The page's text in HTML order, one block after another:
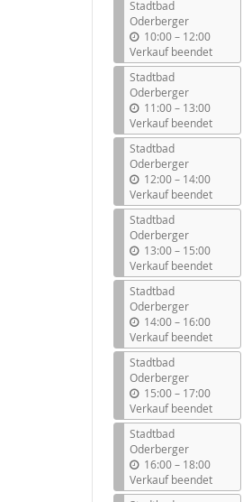
Stadtbad
Oderberger
10:00–b
i
s
12:00
Verkauf beendet
Stadtbad
Oderberger
11:00–b
i
s
13:00
Verkauf beendet
Stadtbad
Oderberger
12:00–b
i
s
14:00
Verkauf beendet
Stadtbad
Oderberger
13:00–b
i
s
15:00
Verkauf beendet
Stadtbad
Oderberger
14:00–b
i
s
16:00
Verkauf beendet
Stadtbad
Oderberger
15:00–b
i
s
17:00
Verkauf beendet
Stadtbad
Oderberger
16:00–b
i
s
18:00
Verkauf beendet